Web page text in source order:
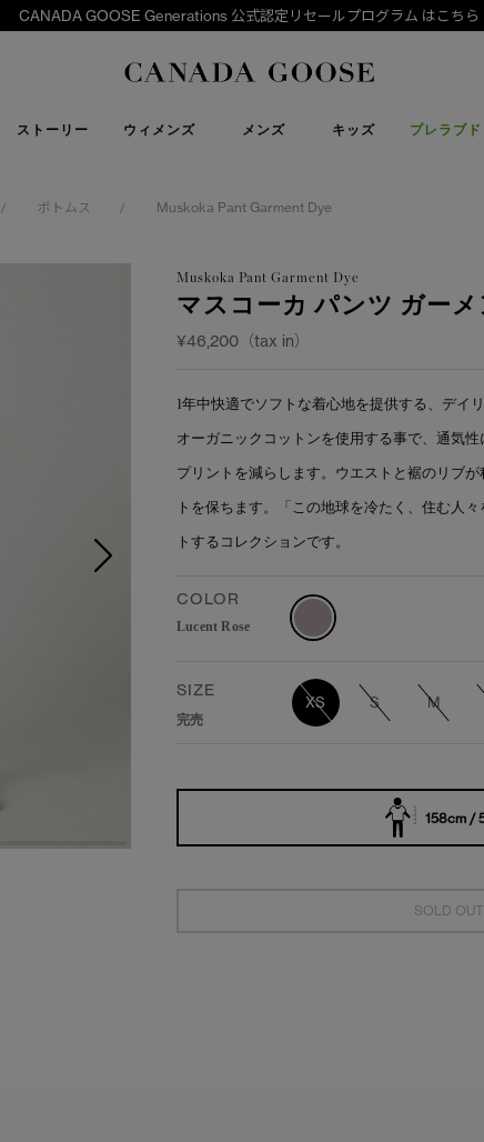
CANADA GOOSE Generations 公式認定リセールプログラム はこちら
Canada Goose
ストーリー ウィメンズ メンズ キッズ プレラブド
下取り申請
/ ボトムス / Muskoka Pant Garment Dye
Muskoka Pant Garment Dye
マスコーカ パンツ ガーメ
¥46,200（tax in）
1年中快適でソフトな着心地を提供する、デイ
オーガニックコットンを使用する事で、通気
プリントを減らします。ウエストと裾のリブ
トを保ちます。「この地球を冷たく、住む人
トするコレクションです。
COLOR
Lucent Rose
SIZE
完売
XS S M
158cm /
SOLD OUT